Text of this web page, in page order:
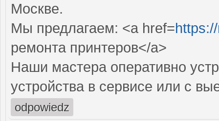
Москве.
Мы предлагаем: <a href=
ремонта принтеров</a>
Наши мастера оперативно
устройства в сервисе или с
odpowiedz